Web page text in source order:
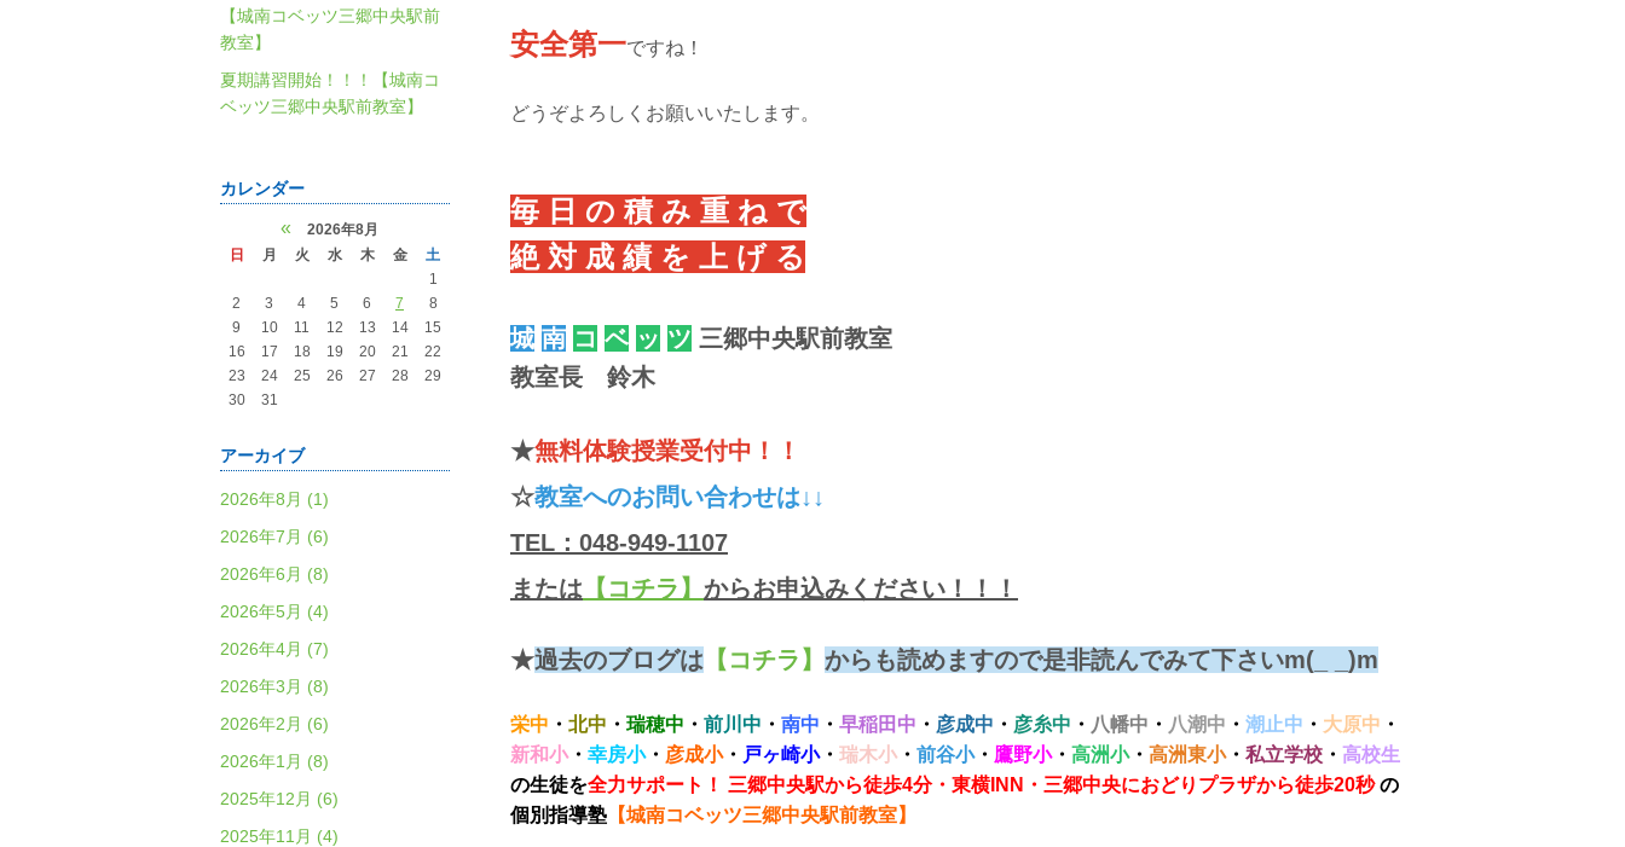
安全第一ですね！
どうぞよろしくお願いいたします。
毎 日 の 積 み 重 ね で
絶 対 成 績 を 上 げ る
城 南 コ ベ ッ ツ 三郷中央駅前教室
教室長 鈴木
★無料体験授業受付中！！
☆教室へのお問い合わせは↓↓
TEL：048-949-1107
または 【コチラ】 からお申込みください！！！
★過去のブログは 【コチラ】 からも読めますので是非読んでみて下さいm(_ _)m
栄中 ・ 北中 ・ 瑞穂中 ・ 前川中 ・ 南中 ・ 早稲田中 ・ 彦成中 ・ 彦糸中 ・ 八幡中 ・ 八潮中 ・ 潮止中 ・ 大原中 ・
新和小・ 幸房小・ 彦成小・ 戸ヶ崎小・ 瑞木小 ・ 前谷小・ 鷹野小・ 高洲小・ 高洲東小・ 私立学校 ・ 高校生
の生徒を全力サポート！ 三郷中央駅から徒歩4分・東横INN・三郷中央におどりプラザから徒歩20秒の
個別指導塾 【城南コベッツ三郷中央駅前教室】
【城南コベッツ三郷中央駅前
教室】
夏期講習開始！！！【城南コ
ベッツ三郷中央駅前教室】
カレンダー
«
2026年8月
日
月 火 水 木 金
土
1
2
3 4 5 6 7
8
9
10 11 12 13 14
15
16
17 18 19 20 21
22
23
24 25 26 27 28
29
30
31
アーカイブ
2026年8月 (1)
2026年7月 (6)
2026年6月 (8)
2026年5月 (4)
2026年4月 (7)
2026年3月 (8)
2026年2月 (6)
2026年1月 (8)
2025年12月 (6)
2025年11月 (4)